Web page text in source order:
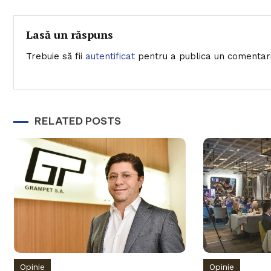
în
articole
Lasă un răspuns
Trebuie să fii autentificat pentru a publica un
RELATED POSTS
Opinie Opinie